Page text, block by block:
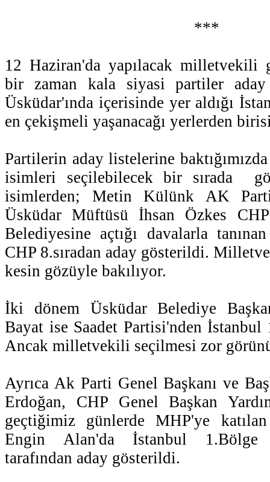
***
12 Haziran'da yapılacak milletvekili
bir zaman kala siyasi partiler aday
Üsküdar'ında içerisinde yer aldığı
en çekişmeli yaşanacağı yerlerden
Partilerin aday listelerine
isimleri seçilebilecek bir sırada
isimlerden; Metin Külünk AK
Üsküdar Müftüsü İhsan Özkes
Belediyesine açtığı davalarla
CHP 8.sıradan aday gösterildi.
kesin gözüyle bakılıyor.
İki dönem Üsküdar Belediye
Bayat ise Saadet Partisi'nden İstanbul
Ancak milletvekili seçilmesi zor
Ayrıca Ak Parti Genel Başkanı ve
Erdoğan, CHP Genel Başkan
geçtiğimiz günlerde MHP'ye
Engin Alan'da İstanbul 1.Bölge
tarafından aday gösterildi.